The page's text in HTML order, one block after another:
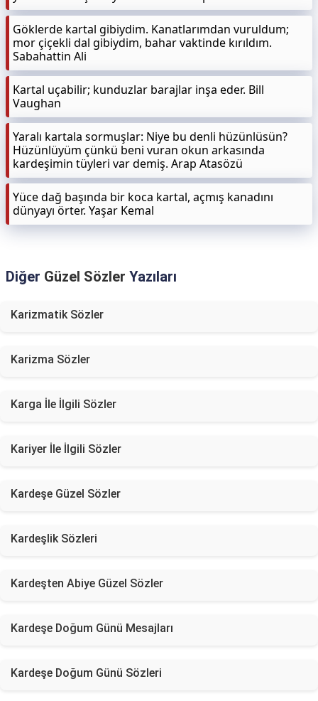
Göklerde kartal gibiydim. Kanatlarımdan vuruldum;
mor çiçekli dal gibiydim, bahar vaktinde kırıldım.
Sabahattin Ali
Kartal uçabilir; kunduzlar barajlar inşa eder. Bill
Vaughan
Yaralı kartala sormuşlar: Niye bu denli hüzünlüsün?
Hüzünlüyüm çünkü beni vuran okun arkasında
kardeşimin tüyleri var demiş. Arap Atasözü
Yüce dağ başında bir koca kartal, açmış kanadını
dünyayı örter. Yaşar Kemal
Diğer Güzel Sözler Yazıları
Karizmatik Sözler
Karizma Sözler
Karga İle İlgili Sözler
Kariyer İle İlgili Sözler
Kardeşe Güzel Sözler
Kardeşlik Sözleri
Kardeşten Abiye Güzel Sözler
Kardeşe Doğum Günü Mesajları
Kardeşe Doğum Günü Sözleri